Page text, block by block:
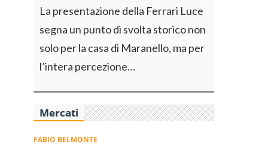
La presentazione della Ferrari Luce
segna un punto di svolta storico non
solo per la casa di Maranello, ma per
l’intera percezione…
Mercati
FABIO BELMONTE